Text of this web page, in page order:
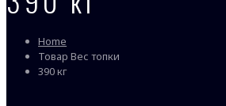
Home
Товар Вес топки
390 кг